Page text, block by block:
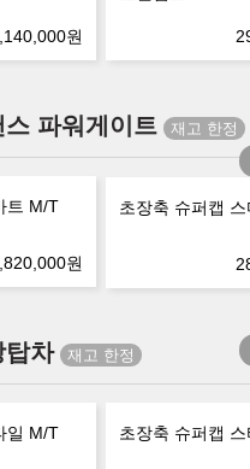
원
파워게이트
트 M/T
원
초장축 슈퍼캡
탑차
일 M/T 초장축 슈퍼캡